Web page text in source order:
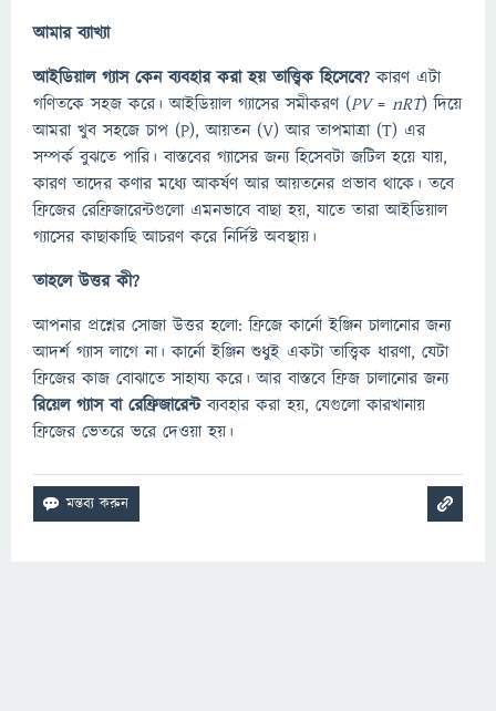
আমার ব্যাখ্যা
আইডিয়াল গ্যাস কেন ব্যবহার করা হয় তাত্ত্বিক হিসেবে? কারণ এটা
গণিতকে সহজ করে। আইডিয়াল গ্যাসের সমীকরণ (PV= nRT) দিয়ে
আমরা খুব সহজে চাপ (P), আয়তন (V) আর তাপমাত্রা (T) এর
সম্পর্ক বুঝতে পারি। বাস্তবের গ্যাসের জন্য হিসেবটা জটিল হয়ে যায়,
কারণ তাদের কণার মধ্যে আকর্ষণ আর আয়তনের প্রভাব থাকে। তবে
ফ্রিজের রেফ্রিজারেন্টগুলো এমনভাবে বাছা হয়, যাতে তারা আইডিয়াল
গ্যাসের কাছাকাছি আচরণ করে নির্দিষ্ট অবস্থায়।
তাহলে উত্তর কী?
আপনার প্রশ্নের সোজা উত্তর হলো: ফ্রিজে কার্নো ইঞ্জিন চালানোর জন্য
আদর্শ গ্যাস লাগে না। কার্নো ইঞ্জিন শুধুই একটা তাত্ত্বিক ধারণা, যেটা
ফ্রিজের কাজ বোঝাতে সাহায্য করে। আর বাস্তবে ফ্রিজ চালানোর জন্য
রিয়েল গ্যাস বা রেফ্রিজারেন্টব্যবহার করা হয়, যেগুলো কারখানায়
ফ্রিজের ভেতরে ভরে দেওয়া হয়।